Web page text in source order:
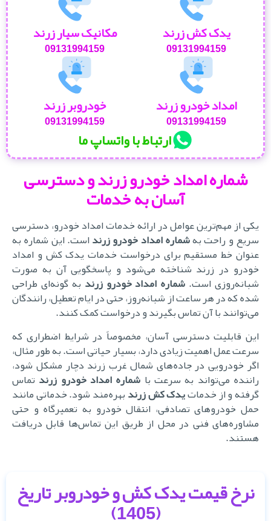
یدک کش زرند
09131994159
امداد خودرو زرند
09131994159
مکانیک سیار زرند
09131994159
خودروبر زرند
09131994159
ارتباط با واتساپ ما
شماره امداد خودرو زرندو دسترسی
آسان به خدمات
یکی از مهم‌ترین عوامل در ارائه خدمات امداد خودرو، دسترسی
سریع و راحت بهشماره امداد خودرو زرنداست. این شماره به
عنوان خط مستقیم برای درخواست خدمات یدک کش و امداد
خودرو در زرند شناخته می‌شود و پاسخگویی آن به صورت
شبانه‌روزی است.شماره امداد خودرو زرندبه گونه‌ای طراحی
شده که در هر ساعت از شبانه‌روز، حتی در ایام تعطیل، رانندگان
می‌توانند با آن تماس بگیرند و درخواست کمک کنند.
این قابلیت دسترسی آسان، مخصوصاً در شرایط اضطراری که
سرعت عمل اهمیت زیادی دارد، بسیار حیاتی است. به طور مثال،
اگر خودرویی در جاده‌های شمال غرب زرند دچار مشکل شود،
راننده می‌تواند به سرعت با شماره امداد خودرو زرندتماس
گرفته و از خدماتیدک کش زرندبهره‌مند شود. خدماتی مانند
حمل خودروهای تصادفی، انتقال خودرو به تعمیرگاه و حتی
مشاوره‌های فنی در محل از طریق این تماس‌ها قابل دریافت
هستند.
نرخ قیمت یدک کش و خودروبر تاریخ